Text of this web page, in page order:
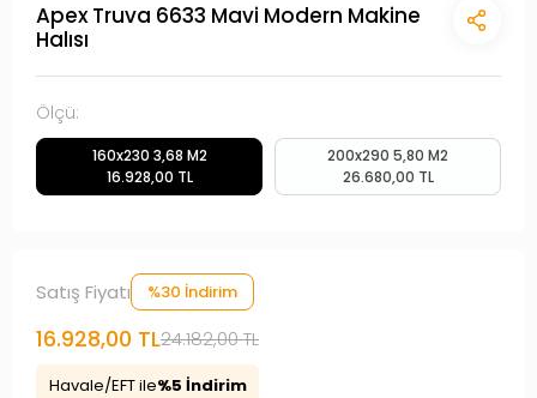
Apex Truva 6633 Mavi Modern Makine
Halısı
Ölçü:
160x230 3,68 M2
16.928,00 TL
200x290 5,80 M2
26.680,00 TL
Satış Fiyatı %30 İndirim
16.928,00 TL24.182,00 TL
Havale/EFT ile%5 İndirim